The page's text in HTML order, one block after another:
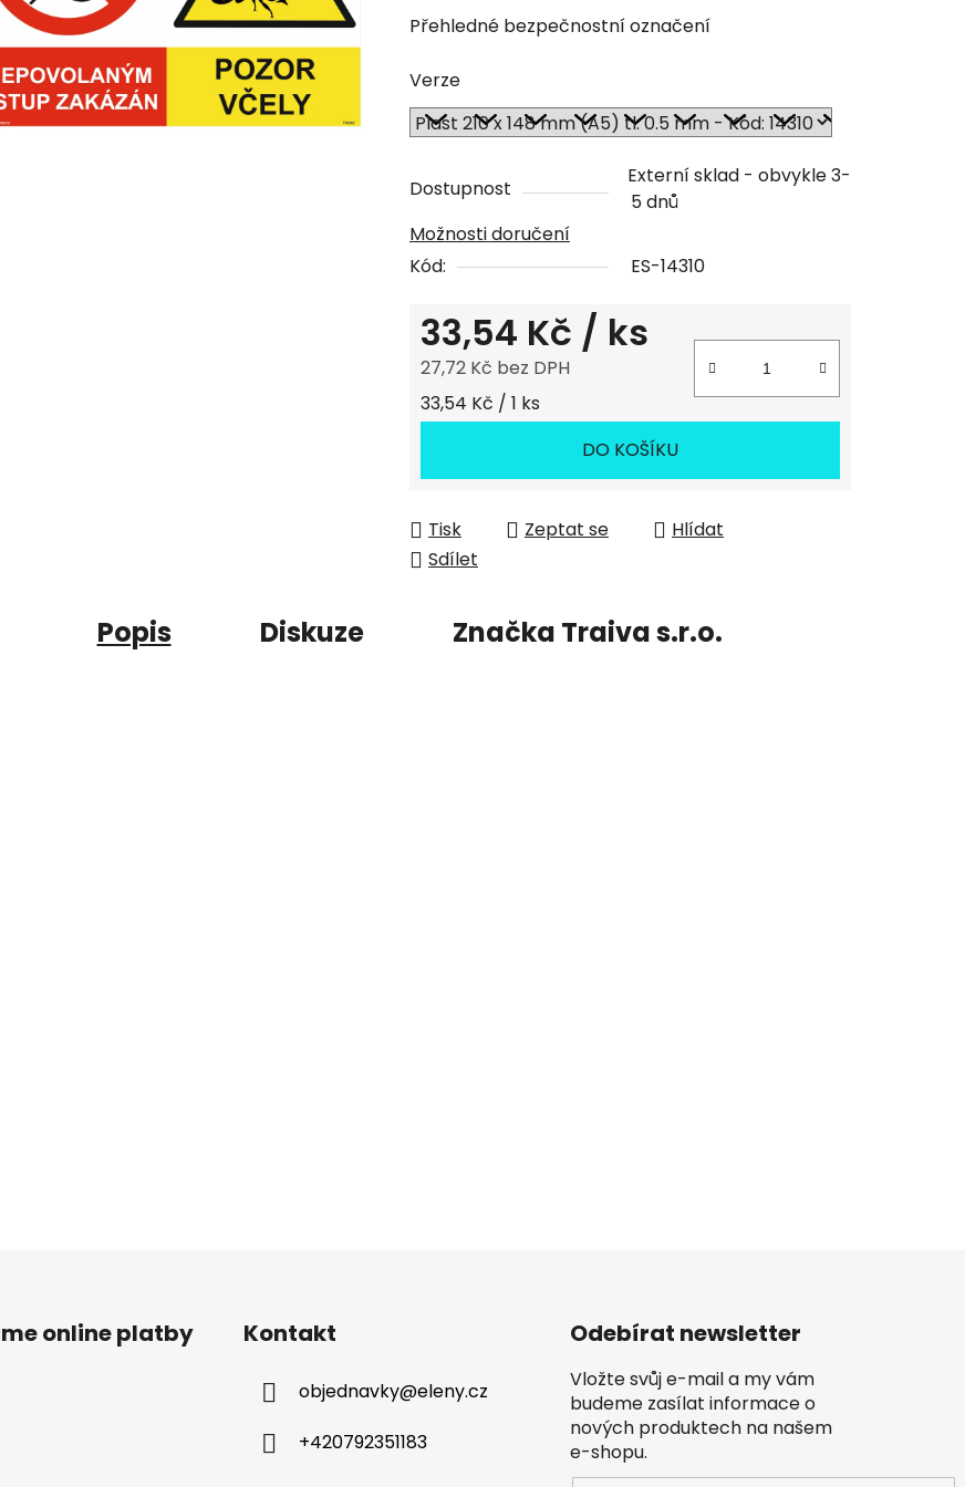
je
z
5
Přehledné bezpečnostní označení
Verze
Dostupnost
Externí sklad - obvykle 3-
5 dnů
Možnosti doručení
Kód:
ES-14310
33,54 Kč / ks
27,72 Kč bez DPH
Měrná cena:
33,54 Kč / 1 ks
DO KOŠÍKU
Tisk Zeptat se
Hlídat
Sdílet
Popis Diskuze Značka Traiva s.r.o.
online platby Kontakt
objednavky@eleny.cz
+420792351183
Odebírat newsletter
Vložte svůj e-mail a my vám
budeme zasílat informace o
nových produktech na našem
e-shopu.